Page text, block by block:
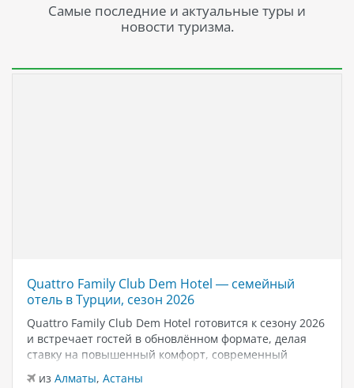
Самые последние и актуальные туры и
новости туризма.
Quattro Family Club Dem Hotel — семейный
отель в Турции, сезон 2026
Quattro Family Club Dem Hotel готовится к сезону 2026
и встречает гостей в обновлённом формате, делая
ставку на повышенный комфорт, современный
дизайн и атмосферу спокойного семейного отдыха у
из Алматы, Астаны